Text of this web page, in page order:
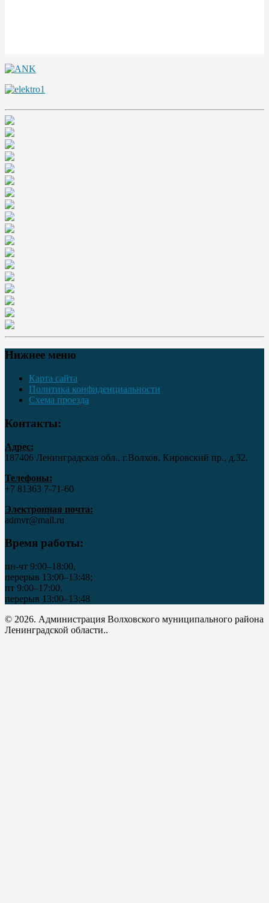
Нижнее меню
Карта сайта
Политика конфиденциальности
Схема проезда
Контакты:
Адрес:
187406 Ленинградская обл., г.Волхов, Кировский пр., д.32.
Телефоны:
+7 81363 7‑71-60
Электронная почта:
admvr@mail.ru
Время работы:
пн-чт 9:00–18:00,
перерыв 13:00–13:48;
пт 9:00–17:00,
перерыв 13:00–13:48
© 2026. Администрация Волховского муниципального района
Ленинградской области..